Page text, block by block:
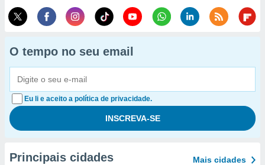
O tempo no seu email
Eu li e aceito a política de privacidade.
Principais cidades Mais cidades